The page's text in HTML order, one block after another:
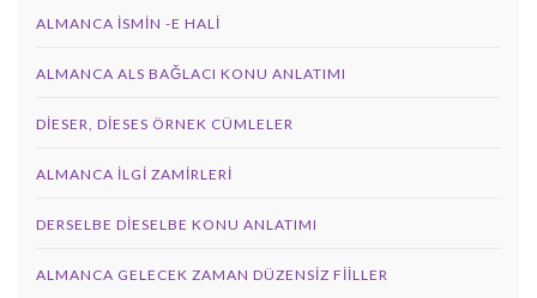
ALMANCA İSMIN -E HALI
ALMANCA ALS BAĞLACI KONU ANLATIMI
DIESER, DIESES ÖRNEK CÜMLELER
ALMANCA İLGI ZAMIRLERI
DERSELBE DIESELBE KONU ANLATIMI
ALMANCA GELECEK ZAMAN DÜZENSIZ FIILLER